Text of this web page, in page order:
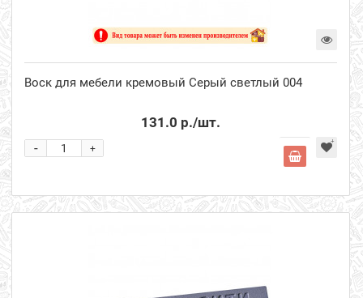
Воск для мебели кремовый Серый светлый 004
131.0 р./шт.
+
-